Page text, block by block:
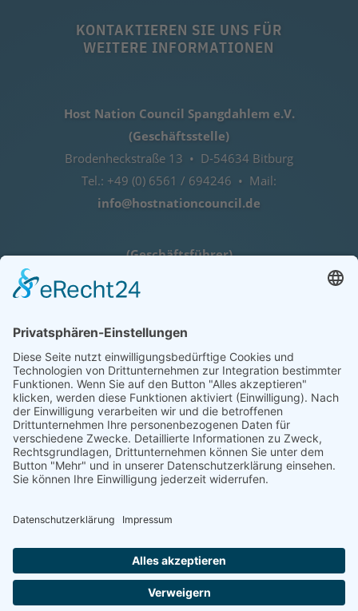
KONTAKTIEREN SIE UNS FÜR
WEITERE INFORMATIONEN
Host Nation Council Spangdahlem e.V.
(Geschäftsstelle)
Brodenheckstraße 13 • D-54634 Bitburg
Tel.: +49 (0) 6561 / 694246 • Mail:
info@hostnationcouncil.de
(Geschäftsführer)
Lothar Herres • D-54516 Binsfeld
Tel.: +49 (0) 172 / 6842635
Öffnungszeiten
nach telefonischer Vereinbarung
COOKIE-EINSTELLUNGEN | COOKIE